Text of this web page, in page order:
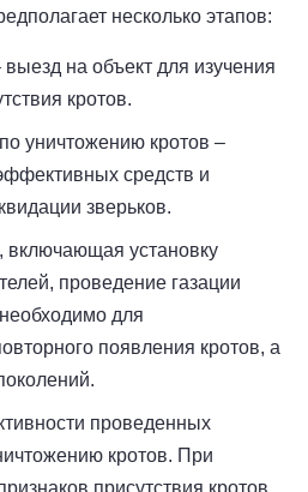
несколько этапов:
на объект для изучения
кротов.
уничтожению кротов –
средств и
зверьков.
включающая установку
проведение газации
для
появления кротов, а
проведенных
кротов. При